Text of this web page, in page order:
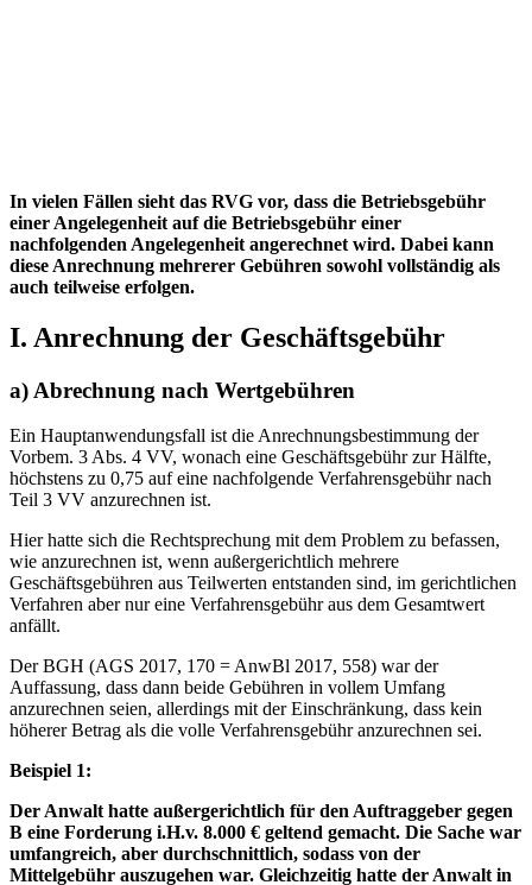
In vielen Fällen sieht das RVG vor, dass die Betriebsgebühr
einer Angelegenheit auf die Betriebsgebühr einer
nachfolgenden Angelegenheit angerechnet wird. Dabei kann
diese Anrechnung mehrerer Gebühren sowohl vollständig als
auch teilweise erfolgen.
I. Anrechnung der Geschäftsgebühr
a) Abrechnung nach Wertgebühren
Ein Hauptanwendungsfall ist die Anrechnungsbestimmung der
Vorbem. 3 Abs. 4 VV, wonach eine Geschäftsgebühr zur Hälfte,
höchstens zu 0,75 auf eine nachfolgende Verfahrensgebühr nach
Teil 3 VV anzurechnen ist.
Hier hatte sich die Rechtsprechung mit dem Problem zu befassen,
wie anzurechnen ist, wenn außergerichtlich mehrere
Geschäftsgebühren aus Teilwerten entstanden sind, im gerichtlichen
Verfahren aber nur eine Verfahrensgebühr aus dem Gesamtwert
anfällt.
Der BGH (AGS 2017, 170 = AnwBl 2017, 558) war der
Auffassung, dass dann beide Gebühren in vollem Umfang
anzurechnen seien, allerdings mit der Einschränkung, dass kein
höherer Betrag als die volle Verfahrensgebühr anzurechnen sei.
Beispiel 1:
Der Anwalt hatte außergerichtlich für den Auftraggeber gegen
B eine Forderung i.H.v. 8.000 € geltend gemacht. Die Sache war
umfangreich, aber durchschnittlich, sodass von der
Mittelgebühr auszugehen war. Gleichzeitig hatte der Anwalt in